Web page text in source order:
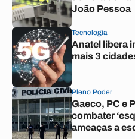
João Pessoa
Tecnologia
Anatel libera
mais 3
Pleno Poder
Gaeco, PC e
combater
ameaças a